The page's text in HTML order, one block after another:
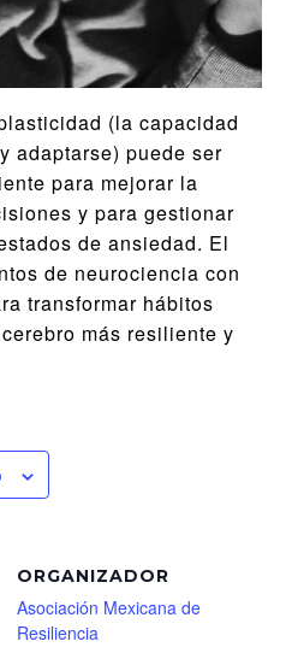
(la capacidad
adaptarse) puede ser
para mejorar la
y para gestionar
de ansiedad. El
de neurociencia con
transformar hábitos
más resiliente y
ORGANIZADOR
Asociación Mexicana de
Resiliencia